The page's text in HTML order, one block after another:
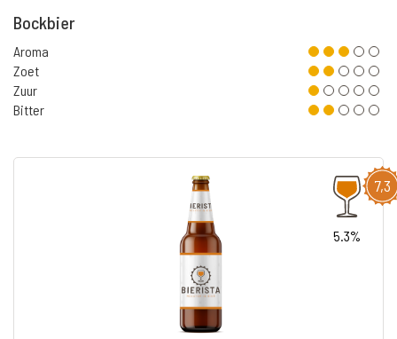
Bockbier
Aroma
Zoet
Zuur
Bitter
7,3
5.3%